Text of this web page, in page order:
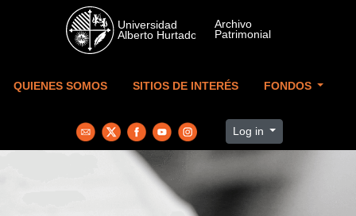
Skip to main content
QUIENES SOMOS SITIOS DE INTERÉS FONDOS
Log in